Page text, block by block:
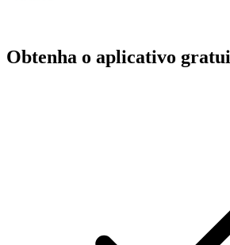
Obtenha o aplicativo